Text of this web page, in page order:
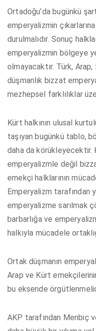
Ortadoğu’da bugünkü
emperyalizmin
durulmalıdır. Sonuç
emperyalizmin bölgeye
olmayacaktır. Türk, Arap,
düşmanlık bizzat
mezhepsel farklılıklar
Kürt halkının ulusal
taşıyan bugünkü tablo,
daha da körükleyecektir.
emperyalizmle değil
emekçi halklarının
Emperyalizm tarafından
emperyalizme sarılmak
barbarlığa ve
halkıyla mücadele
Ortak düşmanın
Arap ve Kürt
bu eksende
AKP tarafından Menbiç